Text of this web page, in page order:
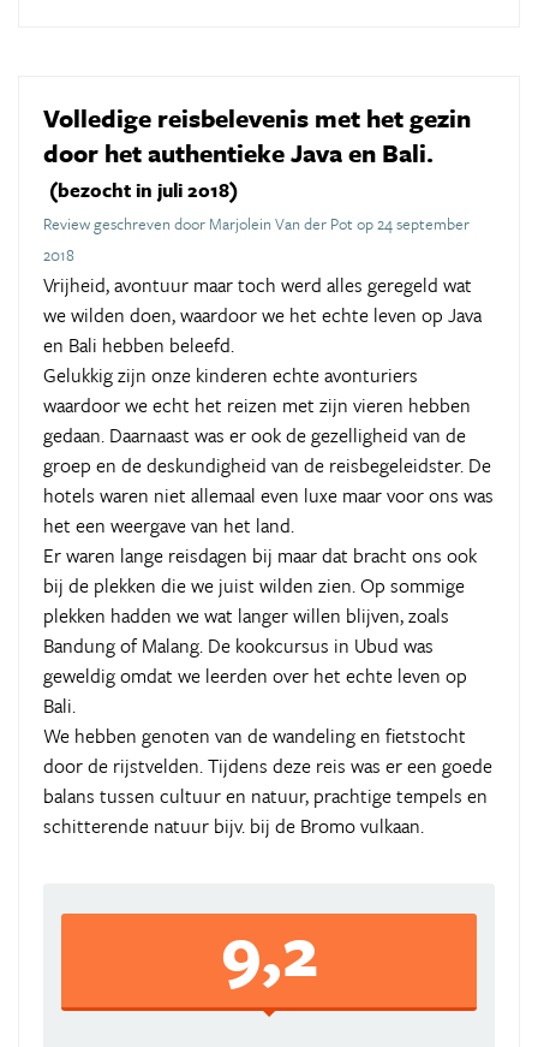
Volledige reisbelevenis met het gezin
door het authentieke Java en Bali.
(bezocht in juli 2018)
Review geschreven door Marjolein Van der Pot op 24 september
2018
Vrijheid, avontuur maar toch werd alles geregeld wat
we wilden doen, waardoor we het echte leven op Java
en Bali hebben beleefd.
Gelukkig zijn onze kinderen echte avonturiers
waardoor we echt het reizen met zijn vieren hebben
gedaan. Daarnaast was er ook de gezelligheid van de
groep en de deskundigheid van de reisbegeleidster. De
hotels waren niet allemaal even luxe maar voor ons was
het een weergave van het land.
Er waren lange reisdagen bij maar dat bracht ons ook
bij de plekken die we juist wilden zien. Op sommige
plekken hadden we wat langer willen blijven, zoals
Bandung of Malang. De kookcursus in Ubud was
geweldig omdat we leerden over het echte leven op
Bali.
We hebben genoten van de wandeling en fietstocht
door de rijstvelden. Tijdens deze reis was er een goede
balans tussen cultuur en natuur, prachtige tempels en
schitterende natuur bijv. bij de Bromo vulkaan.
9,2